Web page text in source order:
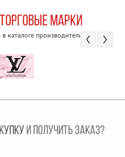
ТОРГОВЫЕ МАРКИ
каталоге производители
И ПОЛУЧИТЬ ЗАКАЗ?